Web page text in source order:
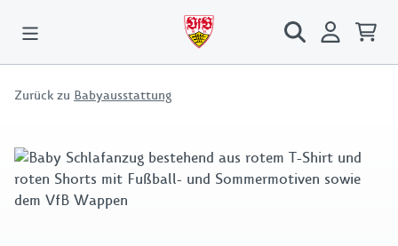
Zurück zu Babyausstattung